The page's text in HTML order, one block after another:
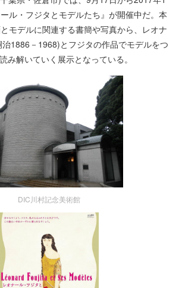
ル・フジタとモデルたち』が開催中だ。 本
モデルに関連する書簡や写真から、レオナ
1886－1968)とフジタの作品でモデルをつ
み解いていく展示となっている。
DIC川村記念美術館